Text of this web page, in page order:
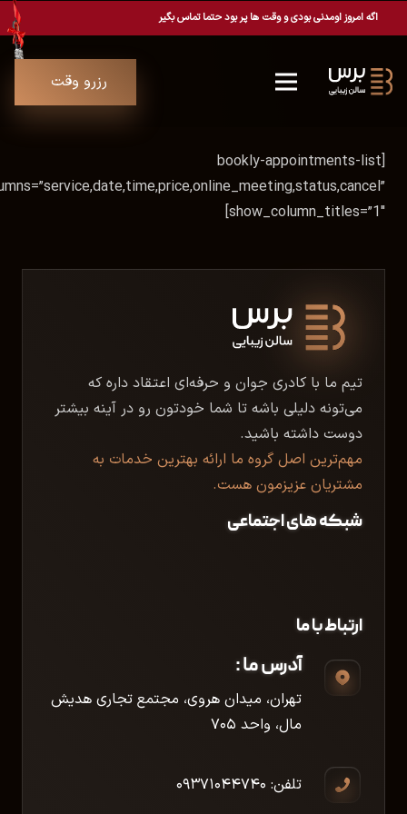
اگه امروز اومدنی بودی و وقت ها پر بود حتما تماس بگیر
رزرو وقت
[bookly-appointments-list
show_column_titles=”1″]
تیم ما با کادری جوان و حرفه‌ای اعتقاد داره که
می‌تونه دلیلی باشه تا شما خودتون رو در آینه بیشتر
دوست داشته باشید.
مهم‌ترین اصل گروه ما ارائه بهترین خدمات به
مشتریان عزیزمون هست.
شبکه های اجتماعی
ارتباط با ما
آدرس ما :
تهران، میدان هروی، مجتمع تجاری هدیش
مال، واحد ۷۰۵
تلفن: ۰۹۳۷۱۰۴۴۷۴۰